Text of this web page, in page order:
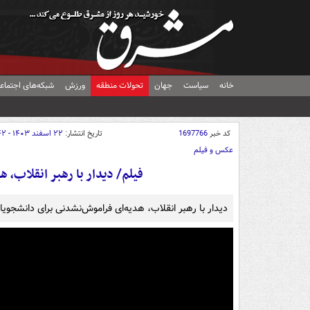
خانه سیاست جهان تحولات منطقه ورزش شبکه‌های
کد خبر1697766 تاریخ انتشار: ۲۲ اسفند ۱۴۰۳ - ۲۱:۴۲
عکس و فیلم
فیلم/ دیدار با رهبر
دیدار با رهبر انقلاب، هدیه‌ای فراموش‌نشدنی برای